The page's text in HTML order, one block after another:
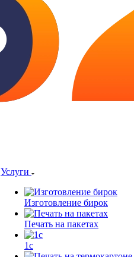
Услуги
Изготовление бирок
Печать на пакетах
1c